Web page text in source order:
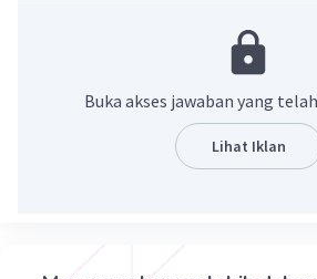
Gerakan Non-Blok (GNB) atau
(NAM) adalah suatu
dipelopori oleh negara-negara
berusaha menjalankan
yang tidak memihak dan tidak
dirinya beraliansi dengan Blok
Josip Broz Tito sebagai
Buka akses jawaban yang
Lihat Iklan